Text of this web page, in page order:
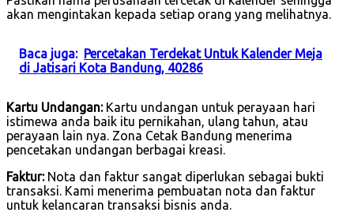
akan mengintakan kepada setiap orang yang melihatnya.
Baca juga: Percetakan Terdekat Untuk Kalender Meja
di Jatisari Kota Bandung, 40286
Kartu Undangan:Kartu undangan untuk perayaan hari
istimewa anda baik itu pernikahan, ulang tahun, atau
perayaan lain nya. Zona Cetak Bandung menerima
pencetakan undangan berbagai kreasi.
Faktur:Nota dan faktur sangat diperlukan sebagai bukti
transaksi. Kami menerima pembuatan nota dan faktur
untuk kelancaran transaksi bisnis anda.